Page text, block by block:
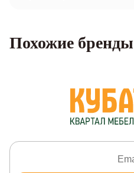
Похожие бренды